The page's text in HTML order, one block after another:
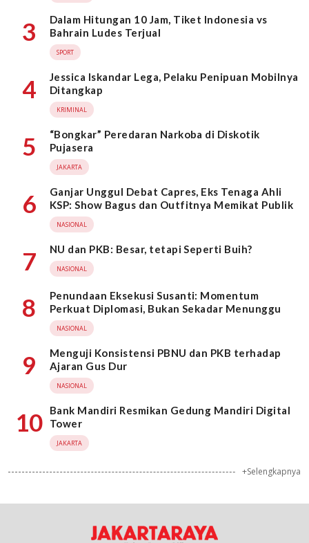
3
Dalam Hitungan 10 Jam, Tiket Indonesia vs
Bahrain Ludes Terjual
SPORT
4
Jessica Iskandar Lega, Pelaku Penipuan Mobilnya
Ditangkap
KRIMINAL
5
“Bongkar” Peredaran Narkoba di Diskotik
Pujasera
JAKARTA
6
Ganjar Unggul Debat Capres, Eks Tenaga Ahli
KSP: Show Bagus dan Outfitnya Memikat Publik
NASIONAL
7 NU dan PKB: Besar, tetapi Seperti Buih?
NASIONAL
8
Penundaan Eksekusi Susanti: Momentum
Perkuat Diplomasi, Bukan Sekadar Menunggu
NASIONAL
9
Menguji Konsistensi PBNU dan PKB terhadap
Ajaran Gus Dur
NASIONAL
10
Bank Mandiri Resmikan Gedung Mandiri Digital
Tower
JAKARTA
+Selengkapnya